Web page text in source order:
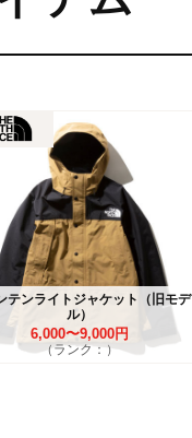
テンライトジャケット（旧モデ
ル）
6,000〜9,000円
（ランク：）